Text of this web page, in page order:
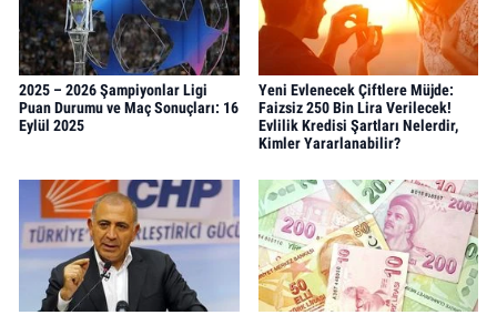
2025 – 2026 Şampiyonlar Ligi
Puan Durumu ve Maç Sonuçları: 16
Eylül 2025
Yeni Evlenecek Çiftlere Müjde:
Faizsiz 250 Bin Lira Verilecek!
Evlilik Kredisi Şartları Nelerdir,
Kimler Yararlanabilir?